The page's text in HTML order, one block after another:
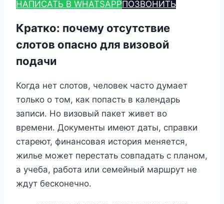
НАПИСАТЬ В WHATSAPPПОЗВОНИТЬ
Кратко: почему отсутствие
слотов опасно для визовой
подачи
Когда нет слотов, человек часто думает
только о том, как попасть в календарь
записи. Но визовый пакет живет во
времени. Документы имеют даты, справки
стареют, финансовая история меняется,
жилье может перестать совпадать с планом,
а учеба, работа или семейный маршрут не
ждут бесконечно.